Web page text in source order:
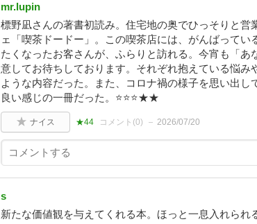
mr.lupin
標野凪さんの著書初読み。住宅地の奥でひっそりと営
ェ「喫茶ドードー」。この喫茶店には、がんばってい
たくなったお客さんが、ふらりと訪れる。今宵も「あ
意してお待ちしております。それぞれ抱えている悩み
ような内容だった。また、コロナ禍の様子を思い出し
良い感じの一冊だった。⭐⭐⭐★★
ナイス ★44 コメント(0) 2026/07/20
s
新たな価値観を与えてくれる本。ほっと一息入れられ